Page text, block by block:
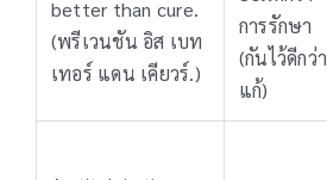
better than cure.
(พรีเวนชัน อิส เบท
เทอร์ แดน เคียวร์.)
การรักษา
(กันไว้ดีกว่า
แก้)